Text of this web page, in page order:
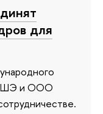
для
ВШЭ и ООО